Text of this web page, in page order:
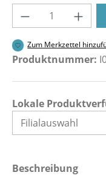
Produkt
Zum Merkzettel
Produktnummer:
Lokale
Beschreibung